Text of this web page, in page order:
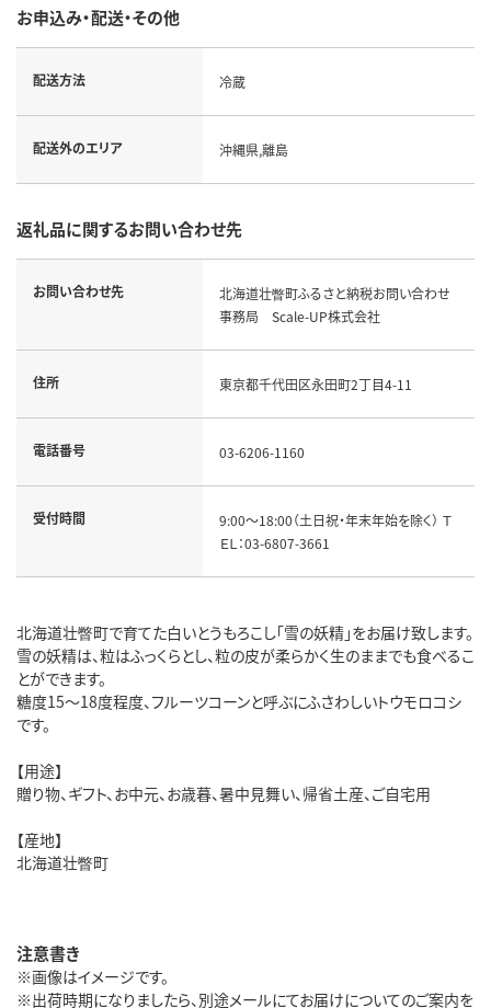
お申込み・配送・その他
配送方法 冷蔵
配送外のエリア 沖縄県,離島
返礼品に関するお問い合わせ先
お問い合わせ先
北海道壮瞥町ふるさと納税お問い合わせ
事務局 Scale-UP株式会社
住所 東京都千代田区永田町2丁目4-11
電話番号 03-6206-1160
受付時間
9:00～18:00（土日祝・年末年始を除く） Ｔ
ＥＬ：03-6807-3661
北海道壮瞥町で育てた白いとうもろこし「雪の妖精」をお届け致します。
雪の妖精は、粒はふっくらとし、粒の皮が柔らかく生のままでも食べるこ
とができます。
糖度15～18度程度、フルーツコーンと呼ぶにふさわしいトウモロコシ
です。
【用途】
贈り物、ギフト、お中元、お歳暮、暑中見舞い、帰省土産、ご自宅用
【産地】
北海道壮瞥町
注意書き
※画像はイメージです。
※出荷時期になりましたら、別途メールにてお届けについてのご案内を